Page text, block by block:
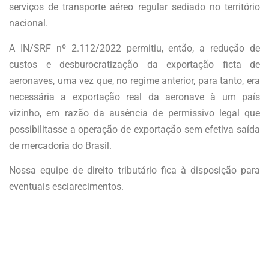
serviços de transporte aéreo regular sediado no território
nacional.
A IN/SRF nº 2.112/2022 permitiu, então, a redução de
custos e desburocratização da exportação ficta de
aeronaves, uma vez que, no regime anterior, para tanto, era
necessária a exportação real da aeronave à um país
vizinho, em razão da ausência de permissivo legal que
possibilitasse a operação de exportação sem efetiva saída
de mercadoria do Brasil.
Nossa equipe de direito tributário fica à disposição para
eventuais esclarecimentos.